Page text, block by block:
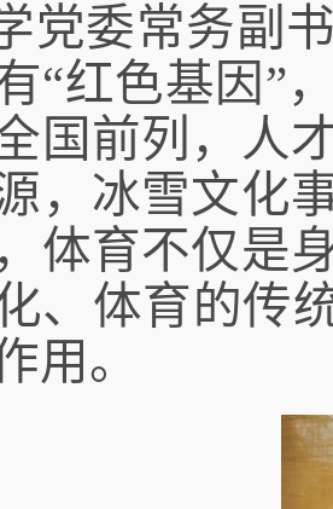
党委常务副
“红色基因”
国前列，人
，冰雪文化
体育不仅是
、体育的传
用。